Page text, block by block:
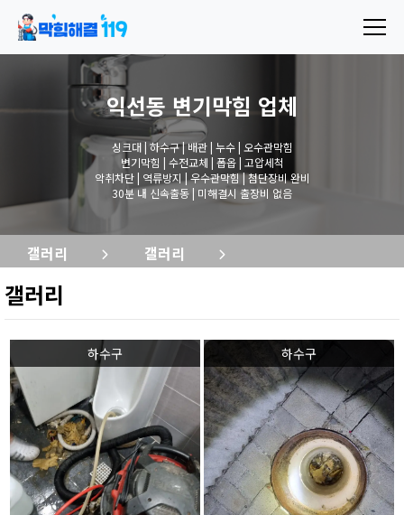
익선동 변기막힘 업체
싱크대 | 하수구 | 배관 | 누수 | 오수관막힘
변기막힘 | 수전교체 | 폽옵 | 고압세척
악취차단 | 역류방지 | 우수관막힘 | 첨단장비 완비
30분 내 신속출동 | 미해결시 출장비 없음
갤러리 갤러리
갤러리
하수구 하수구